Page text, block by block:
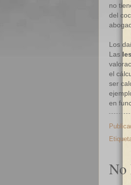
no
del
Los
Las
el
ser
en
No